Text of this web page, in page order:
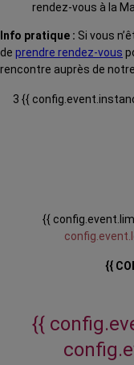
rendez-vous à la
Info pratique : Si vous
de prendre rendez-vous
rencontre auprès de
3 {{
{{
{{
{{